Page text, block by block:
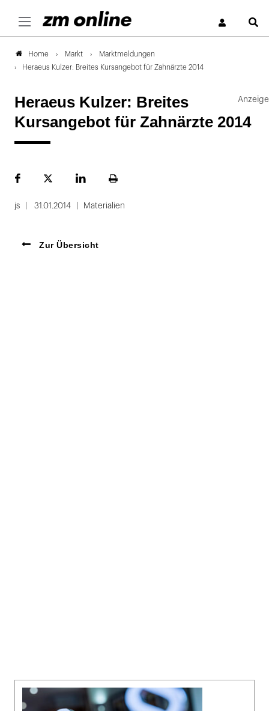
Home Markt
Marktmeldungen
Heraeus Kulzer: Breites Kursangebot für Zahnärzte 2014
Heraeus Kulzer: Breites
Kursangebot für Zahnärzte 2014
FacebookPlattformLinekdInSeite
js 31.01.2014 Materialien
Zur Übersicht